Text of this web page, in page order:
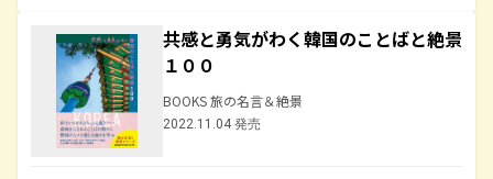
共感と勇気がわく韓国のことばと絶景
１００
BOOKS 旅の名言＆絶景
2022.11.04 発売